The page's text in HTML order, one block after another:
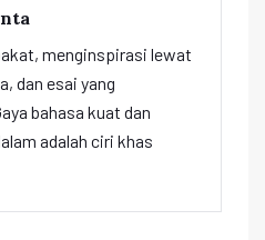
menginspirasi lewat
dan esai yang
bahasa kuat dan
adalah ciri khas